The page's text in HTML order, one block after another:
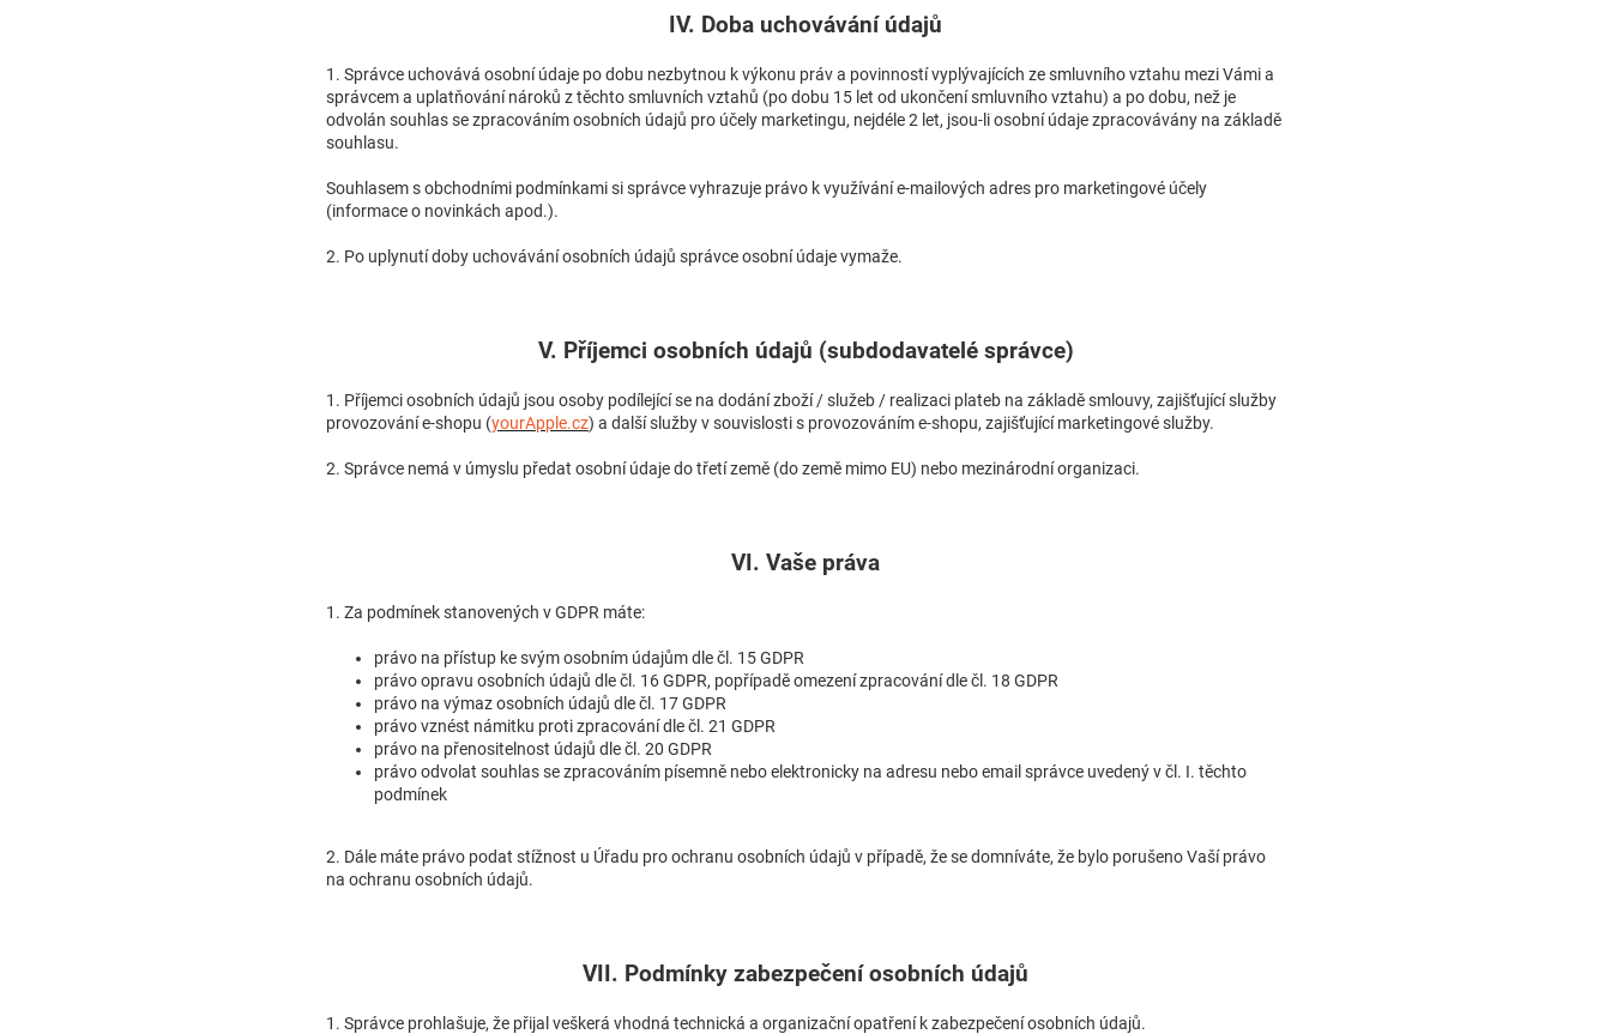
IV. Doba uchovávání údajů
1. Správce uchovává osobní údaje po dobu nezbytnou k výkonu práv a povinností vyplývajících ze smluvního vztahu mezi Vámi a
správcem a uplatňování nároků z těchto smluvních vztahů (po dobu 15 let od ukončení smluvního vztahu) a po dobu, než je
odvolán souhlas se zpracováním osobních údajů pro účely marketingu, nejdéle 2 let, jsou-li osobní údaje zpracovávány na základě
souhlasu.
Souhlasem s obchodními podmínkami si správce vyhrazuje právo k využívání e-mailových adres pro marketingové účely
(informace o novinkách apod.).
2. Po uplynutí doby uchovávání osobních údajů správce osobní údaje vymaže.
V. Příjemci osobních údajů (subdodavatelé správce)
1. Příjemci osobních údajů jsou osoby podílející se na dodání zboží / služeb / realizaci plateb na základě smlouvy, zajišťující služby
provozování e-shopu (yourApple.cz) a další služby v souvislosti s provozováním e-shopu, zajišťující marketingové služby.
2. Správce nemá v úmyslu předat osobní údaje do třetí země (do země mimo EU) nebo mezinárodní organizaci.
VI. Vaše práva
1. Za podmínek stanovených v GDPR máte:
právo na přístup ke svým osobním údajům dle čl. 15 GDPR
právo opravu osobních údajů dle čl. 16 GDPR, popřípadě omezení zpracování dle čl. 18 GDPR
právo na výmaz osobních údajů dle čl. 17 GDPR
právo vznést námitku proti zpracování dle čl. 21 GDPR
právo na přenositelnost údajů dle čl. 20 GDPR
právo odvolat souhlas se zpracováním písemně nebo elektronicky na adresu nebo email správce uvedený v čl. I. těchto
podmínek
2. Dále máte právo podat stížnost u Úřadu pro ochranu osobních údajů v případě, že se domníváte, že bylo porušeno Vaší právo
na ochranu osobních údajů.
VII. Podmínky zabezpečení osobních údajů
1. Správce prohlašuje, že přijal veškerá vhodná technická a organizační opatření k zabezpečení osobních údajů.